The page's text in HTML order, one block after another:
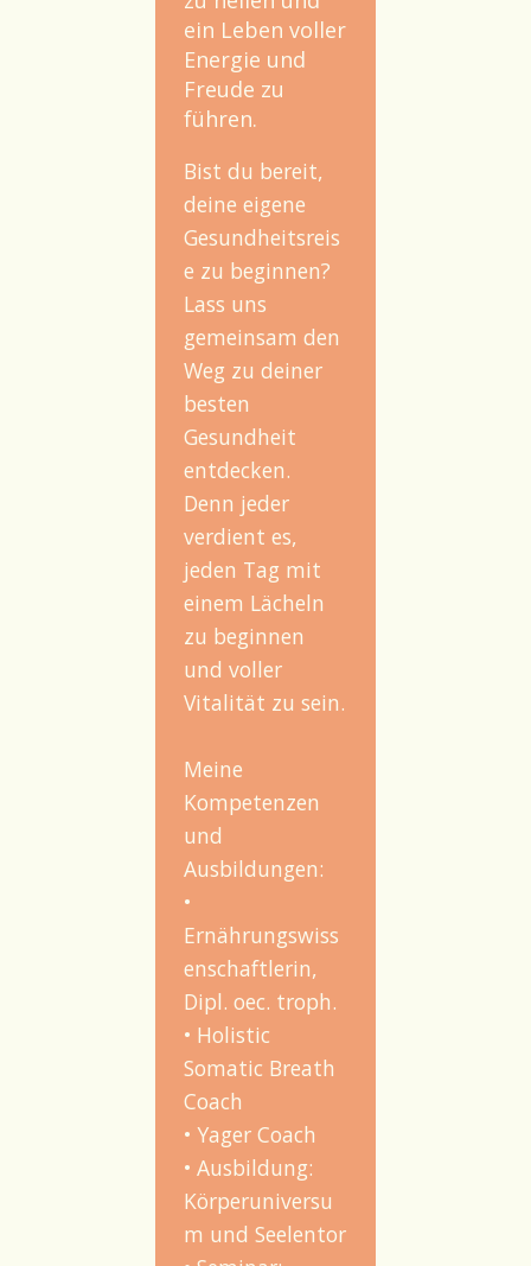
ein Leben voller
Energie und
Freude zu
führen.
Bist du bereit,
deine eigene
Gesundheitsreis
e zu beginnen?
Lass uns
gemeinsam den
Weg zu deiner
besten
Gesundheit
entdecken.
Denn jeder
verdient es,
jeden Tag mit
einem Lächeln
zu beginnen
und voller
Vitalität zu sein.
Meine
Kompetenzen
und
Ausbildungen:
•
Ernährungswiss
enschaftlerin,
Dipl. oec. troph.
• Holistic
Somatic Breath
Coach
• Yager Coach
• Ausbildung:
Körperuniversu
m und Seelentor